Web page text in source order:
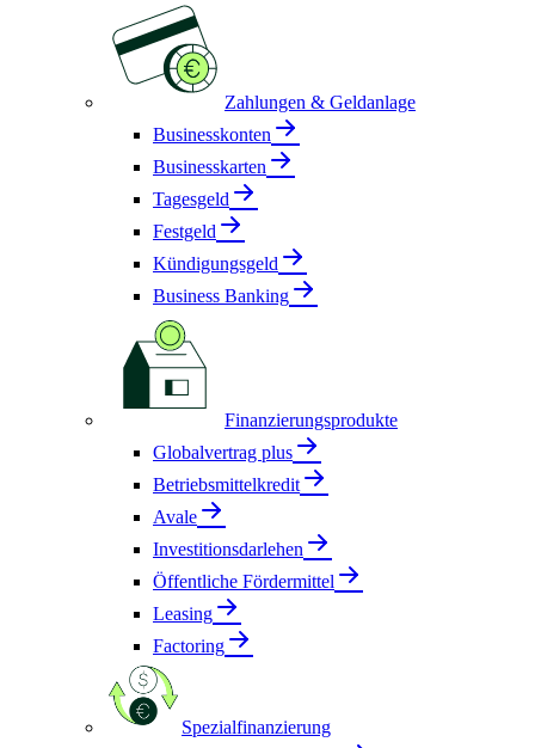
Zahlungen & Geldanlage
Businesskonten
Businesskarten
Tagesgeld
Festgeld
Kündigungsgeld
Business Banking
Finanzierungsprodukte
Globalvertrag plus
Betriebsmittelkredit
Avale
Investitionsdarlehen
Öffentliche Fördermittel
Leasing
Factoring
Spezialfinanzierung